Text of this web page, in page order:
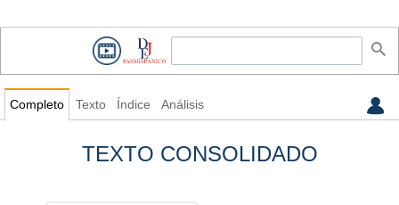
Completo Texto Índice Análisis
TEXTO CONSOLIDADO